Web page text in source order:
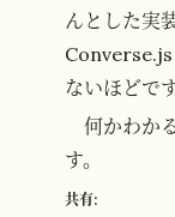
んとした実
Converse.js
ないほどです
何かわか
す。
共有: